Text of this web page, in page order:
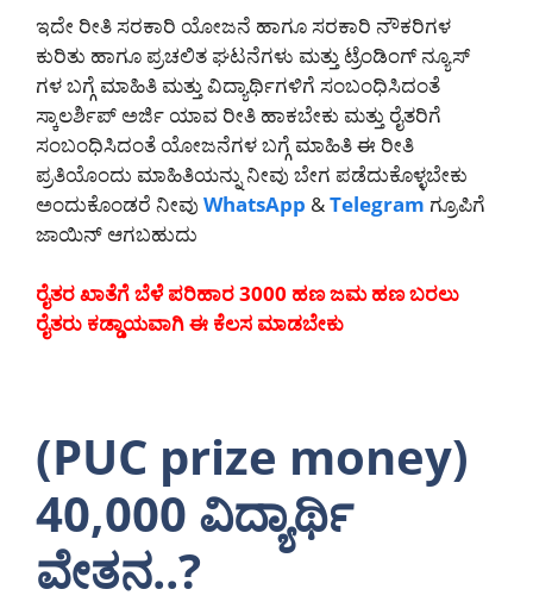
ಇದೇ ರೀತಿ ಸರಕಾರಿ ಯೋಜನೆ ಹಾಗೂ ಸರಕಾರಿ ನೌಕರಿಗಳ
ಕುರಿತು ಹಾಗೂ ಪ್ರಚಲಿತ ಘಟನೆಗಳು ಮತ್ತು ಟ್ರೆಂಡಿಂಗ್ ನ್ಯೂಸ್
ಗಳ ಬಗ್ಗೆ ಮಾಹಿತಿ ಮತ್ತು ವಿದ್ಯಾರ್ಥಿಗಳಿಗೆ ಸಂಬಂಧಿಸಿದಂತೆ
ಸ್ಕಾಲರ್ಶಿಪ್ ಅರ್ಜಿ ಯಾವ ರೀತಿ ಹಾಕಬೇಕು ಮತ್ತು ರೈತರಿಗೆ
ಸಂಬಂಧಿಸಿದಂತೆ ಯೋಜನೆಗಳ ಬಗ್ಗೆ ಮಾಹಿತಿ ಈ ರೀತಿ
ಪ್ರತಿಯೊಂದು ಮಾಹಿತಿಯನ್ನು ನೀವು ಬೇಗ ಪಡೆದುಕೊಳ್ಳಬೇಕು
ಅಂದುಕೊಂಡರೆ ನೀವು WhatsApp &Telegram ಗ್ರೂಪಿಗೆ
ಜಾಯಿನ್ ಆಗಬಹುದು
ರೈತರ ಖಾತೆಗೆ ಬೆಳೆ ಪರಿಹಾರ 3000 ಹಣ ಜಮ ಹಣ ಬರಲು
ರೈತರು ಕಡ್ಡಾಯವಾಗಿ ಈ ಕೆಲಸ ಮಾಡಬೇಕು
(PUC prize money)
40,000 ವಿದ್ಯಾರ್ಥಿ
ವೇತನ..?